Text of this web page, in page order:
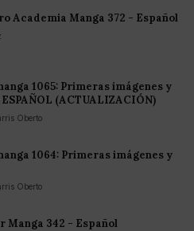
Academia Manga 372 - Español
1065: Primeras imágenes y
(ACTUALIZACIÓN)
Oberto
1064: Primeras imágenes y
Oberto
Manga 342 - Español